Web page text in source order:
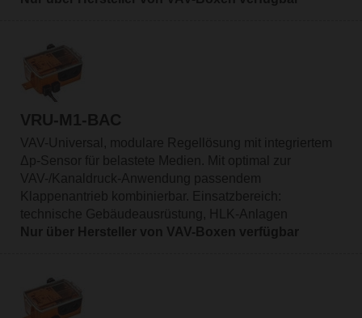
VRU-M1-BAC
VAV-Universal, modulare Regellösung mit integriertem
Δp-Sensor für belastete Medien. Mit optimal zur
VAV-/Kanaldruck-Anwendung passendem
Klappenantrieb kombinierbar. Einsatzbereich:
technische Gebäudeausrüstung, HLK-Anlagen
Nur über Hersteller von VAV-Boxen verfügbar